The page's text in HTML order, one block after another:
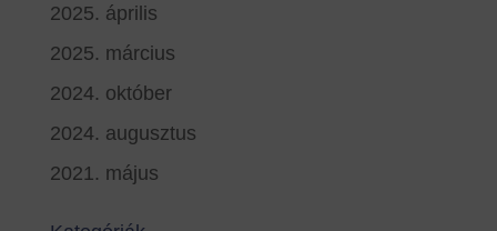
2025. április
2025. március
2024. október
2024. augusztus
2021. május